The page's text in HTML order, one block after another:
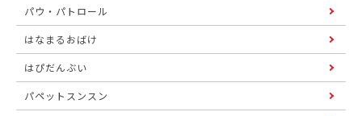
パウ・パトロール
はなまるおばけ
はぴだんぶい
パペットスンスン